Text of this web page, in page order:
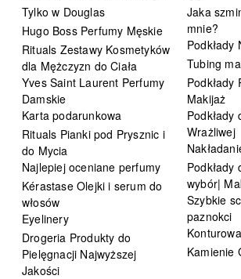
Tylko w Douglas
Hugo Boss Perfumy Męskie
Rituals Zestawy Kosmetyków
dla Mężczyzn do Ciała
Yves Saint Laurent Perfumy
Damskie
Karta podarunkowa
Rituals Pianki pod Prysznic i
do Mycia
Najlepiej oceniane perfumy
Kérastase Olejki i serum do
włosów
Eyelinery
Drogeria Produkty do
Pielęgnacji Najwyższej
Jakości
Jaka
mnie?
Podkłady
Tubing
Podkłady
Makijaż
Podkłady
Wrażliwej
Podkłady
wybór|
Szybkie
paznokci
Kamienie